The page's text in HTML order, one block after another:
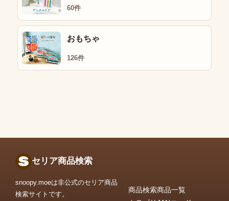
60件
おもちゃ
126件
セリア商品検索
snoopy.moeは非公式のセリア商品
検索サイトです。
商品検索商品一覧